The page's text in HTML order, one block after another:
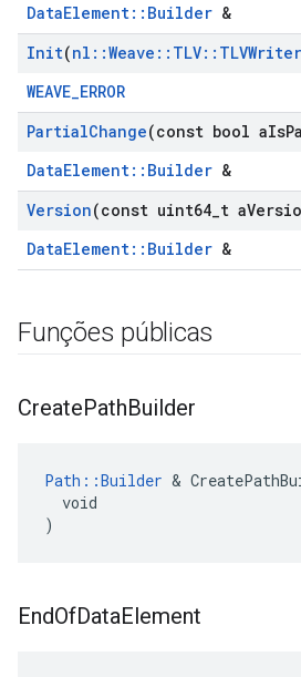
DataElement::Builder &
Init(nl ::Weave :: TLV:: TLVWriter
WEAVE_ERROR
PartialChange(const bool aIs
DataElement::Builder &
Version(const uint64 t a
DataElement::Builder &
Funções públicas
CreatePathBuilder
Path::Builder &
  void
)
EndOfDataElement